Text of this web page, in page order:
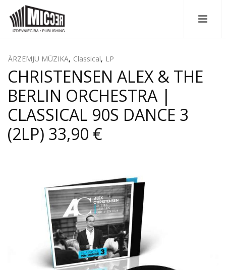
ĀRZEMJU MŪZIKA, Classical, LP
CHRISTENSEN ALEX & THE
BERLIN ORCHESTRA |
CLASSICAL 90S DANCE 3
(2LP) 33,90 €